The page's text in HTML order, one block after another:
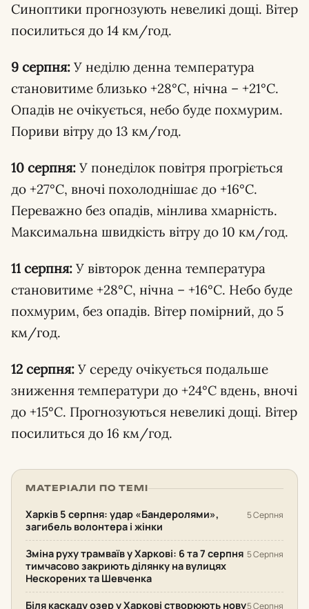
Синоптики прогнозують невеликі дощі. Вітер
посилиться до 14 км/год.
9 серпня: У неділю денна температура
становитиме близько +28°C, нічна – +21°C.
Опадів не очікується, небо буде похмурим.
Пориви вітру до 13 км/год.
10 серпня: У понеділок повітря прогріється
до +27°C, вночі похолоднішає до +16°C.
Переважно без опадів, мінлива хмарність.
Максимальна швидкість вітру до 10 км/год.
11 серпня: У вівторок денна температура
становитиме +28°C, нічна – +16°C. Небо буде
похмурим, без опадів. Вітер помірний, до 5
км/год.
12 серпня: У середу очікується подальше
зниження температури до +24°C вдень, вночі
до +15°C. Прогнозуються невеликі дощі. Вітер
посилиться до 16 км/год.
МАТЕРІАЛИ ПО ТЕМІ
Харків 5 серпня: удар «Бандеролями»,
загибель волонтера і жінки
5 Серпня
Зміна руху трамваїв у Харкові: 6 та 7 серпня
тимчасово закриють ділянку на вулицях
Нескорених та Шевченка
5 Серпня
Біля каскаду озер у Харкові створюють нову5 Серпня